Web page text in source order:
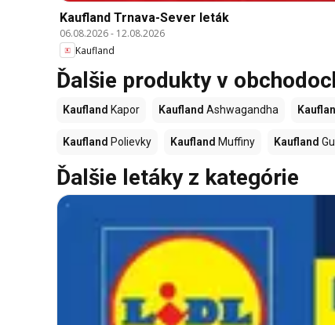
Kaufland Trnava-Sever leták
06.08.2026- 12.08.2026
Kaufland
Ďalšie produkty v
Kaufland Kapor Kaufland Ashwagandha
Kaufland Polievky Kaufland Muffiny Kaufland
Ďalšie letáky z kategórie